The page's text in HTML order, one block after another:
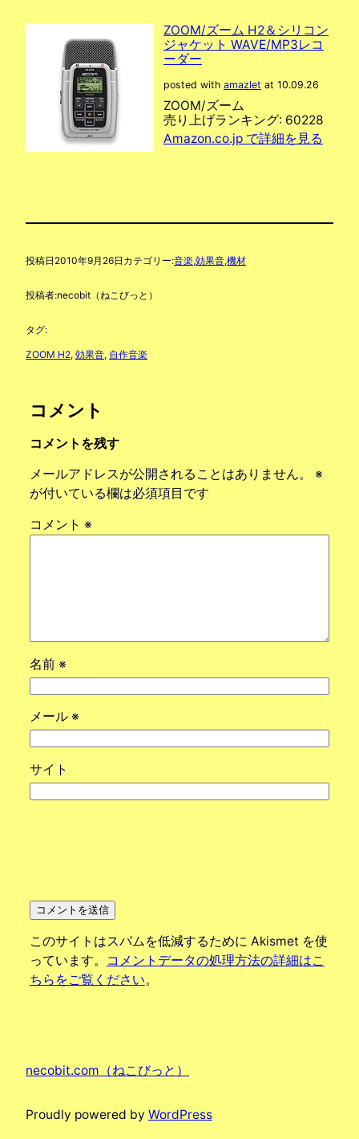
ZOOM/ズーム H2＆シリコン
ジャケット WAVE/MP3レコ
ーダー
posted with amazlet at 10.09.26
ZOOM/ズーム
売り上げランキング: 60228
Amazon.co.jp で詳細を見る
投稿日 2010年9月26日 カテゴリー:音楽,効果音,機材
投稿者:necobit（ねこびっと）
タグ:
ZOOM H2, 効果音, 自作音楽
コメント
コメントを残す
メールアドレスが公開されることはありません。
※
が付いている欄は必須項目です
コメント ※
名前 ※
メール ※
サイト
このサイトはスパムを低減するために Akismet を使
っています。
コメントデータの処理方法の詳細はこ
ちらをご覧ください。
necobit.com（ねこびっと）
Proudly powered by WordPress